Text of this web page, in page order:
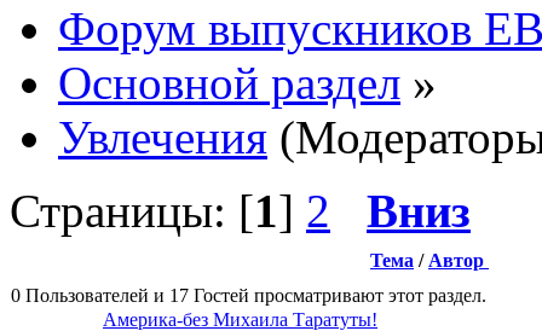
Форум выпускников
Основной раздел »
Увлечения
Страницы: [1] 2 Вниз
Тема / Автор
0 Пользователей и 17 Гостей просматривают этот раздел.
Америка-без Михаила Таратуты!